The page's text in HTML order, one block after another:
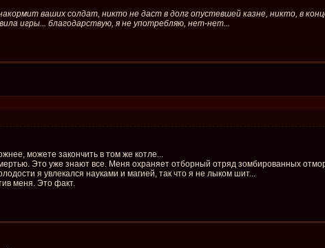
ваших солдат, никто не даст в долг опустевшей казне, никто, в
игры... благодарствую, я не употребляю, нет-нет...
можете закончить в том же котле...
Это уже знают все. Меня охраняет отборный отряд зомбированных
я увлекался науками и магией, так что я не лыком шит...
меня. Это факт.